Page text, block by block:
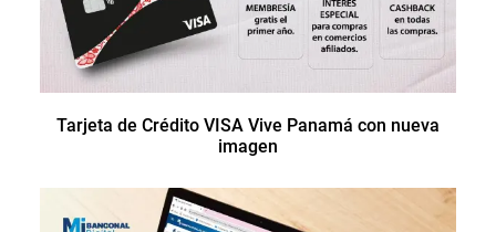
Tarjeta de Crédito VISA Vive Panamá con nueva
imagen